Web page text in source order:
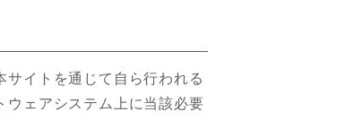
イトを通じて自ら行われる
ウェアシステム上に当該必要